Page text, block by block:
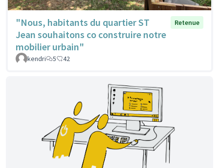
"Nous, habitants du quartier ST
Jean souhaitons co construire notre
mobilier urbain"
Retenue
kendri 5 42